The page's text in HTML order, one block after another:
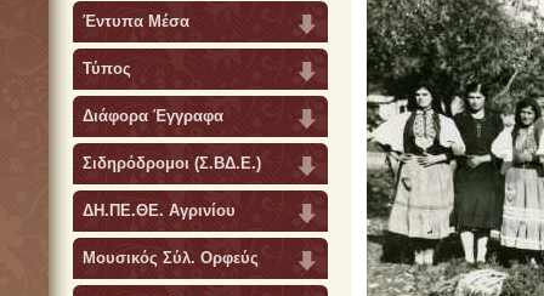
Έντυπα Μέσα
Τύπος
Διάφορα Έγγραφα
Σιδηρόδρομοι (Σ.ΒΔ.Ε.)
ΔΗ.ΠΕ.ΘΕ. Αγρινίου
Μουσικός Σύλ. Ορφεύς